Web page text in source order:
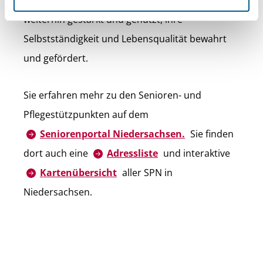
weiterhin gestärkt und genutzt, ihre
Selbstständigkeit und Lebensqualität bewahrt
und gefördert.
Sie erfahren mehr zu den Senioren- und
Pflegestützpunkten auf dem
Seniorenportal Niedersachsen. Sie finden
dort auch eine
Adressliste und interaktive
Kartenübersicht aller SPN in
Niedersachsen.